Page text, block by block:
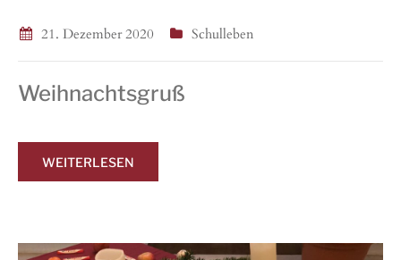
21. Dezember 2020 Schulleben
Weihnachtsgruß
WEITERLESEN